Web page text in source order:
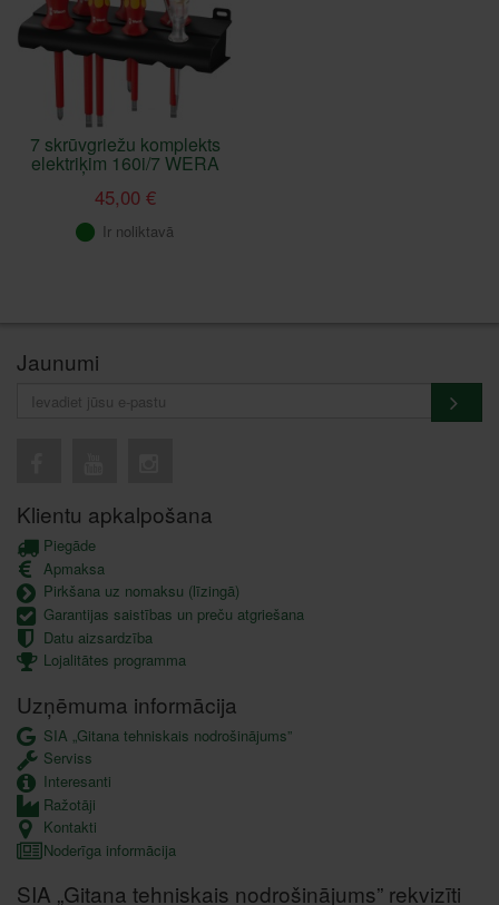
7 skrūvgriežu komplekts
elektriķim 160i/7 WERA
45,00 €
Ir noliktavā
Jaunumi
Klientu apkalpošana
Piegāde
Apmaksa
Pirkšana uz nomaksu (līzingā)
Garantijas saistības un preču atgriešana
Datu aizsardzība
Lojalitātes programma
Uzņēmuma informācija
SIA „Gitana tehniskais nodrošinājums”
Serviss
Interesanti
Ražotāji
Kontakti
Noderīga informācija
SIA „Gitana tehniskais nodrošinājums” rekvizīti